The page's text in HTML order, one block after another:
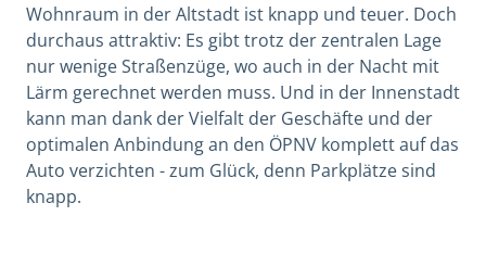
Wohnraum in der Altstadt ist knapp und teuer. Doch
durchaus attraktiv: Es gibt trotz der zentralen Lage
nur wenige Straßenzüge, wo auch in der Nacht mit
Lärm gerechnet werden muss. Und in der Innenstadt
kann man dank der Vielfalt der Geschäfte und der
optimalen Anbindung an den ÖPNV komplett auf das
Auto verzichten - zum Glück, denn Parkplätze sind
knapp.